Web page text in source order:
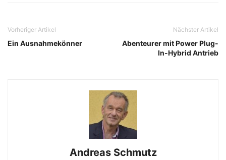
Vorheriger Artikel
Ein Ausnahmekönner
Nächster Artikel
Abenteurer mit Power Plug-
In-Hybrid Antrieb
Andreas Schmutz